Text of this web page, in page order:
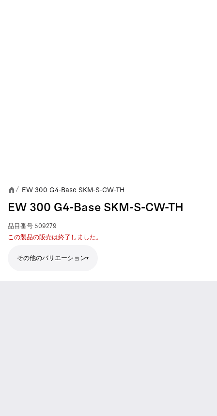
/ EW 300 G4-Base SKM-S-CW-TH
EW 300 G4-Base SKM-S-CW-TH
品目番号 509279
この製品の販売は終了しました。
その他のバリエーション